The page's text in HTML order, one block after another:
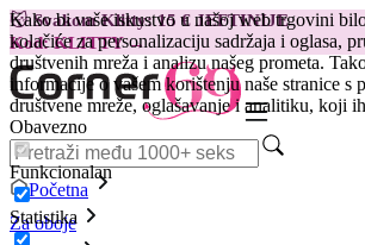
Kako bi vaše iskustvo u našoj web trgovini
kolačiće za personalizaciju sadržaja i oglasa,
društvenih mreža i analizu našeg prometa.
informacije o vašem korištenju naše stranice s
društvene mreže, oglašavanje i analitiku, koji
Obavezno
Funkcionalan
Statistika
😽Svakom Klitty: 15 € JEFTINIJE
Kod: KLITTY →
Početna
Za oboje